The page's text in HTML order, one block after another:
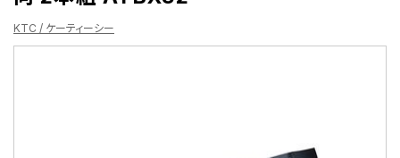
KTC / ケーティーシー